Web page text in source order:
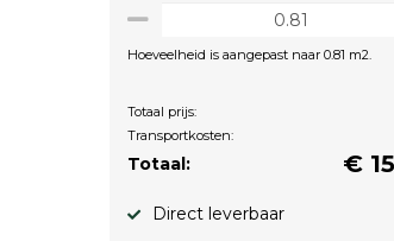
Hoeveelheid is aangepast naar 0.81 m2.
Totaal prijs:
Transportkosten:
Totaal: €
Direct leverbaar